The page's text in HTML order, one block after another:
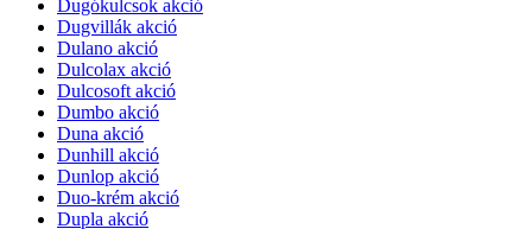
Dugókulcsok akció
Dugvillák akció
Dulano akció
Dulcolax akció
Dulcosoft akció
Dumbo akció
Duna akció
Dunhill akció
Dunlop akció
Duo-krém akció
Dupla akció